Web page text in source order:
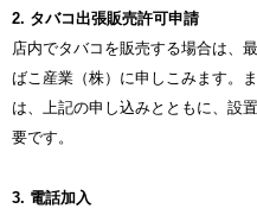
2. タバコ出張販売許可申請
店内でタバコを販売する場合は、
ばこ産業（株）に申しこみます。
は、上記の申し込みとともに、設
要です。
3. 電話加入